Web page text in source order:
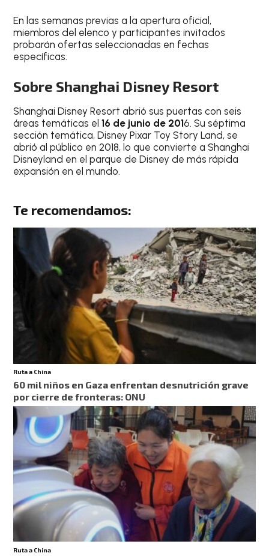
En las semanas previas a la apertura oficial,
miembros del elenco y participantes invitados
probarán ofertas seleccionadas en fechas
específicas.
Sobre Shanghai Disney Resort
Shanghai Disney Resort abrió sus puertas con seis
áreas temáticas el16 de junio de 2016. Su séptima
sección temática, Disney Pixar Toy Story Land, se
abrió al público en 2018, lo que convierte a Shanghai
Disneyland en el parque de Disney de más rápida
expansión en el mundo.
Te recomendamos:
Ruta a China
60 mil niños en Gaza enfrentan desnutrición grave
por cierre de fronteras: ONU
Ruta a China